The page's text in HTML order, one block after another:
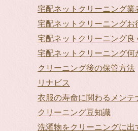
宅配ネットクリーニング業
宅配ネットクリーニングお
宅配ネットクリーニング良
宅配ネットクリーニング何
クリーニング後の保管方法
リナビス
衣服の寿命に関わるメンテ
クリーニング豆知識
洗濯物をクリーニングに出